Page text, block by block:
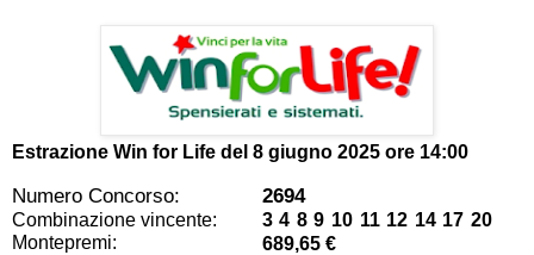
Estrazione Win for Life del 8 giugno 2025 ore 14:00
Numero Concorso: 2694
Combinazione vincente:
3 4 8 9 10 11 12 14 17 20
Montepremi:
689,65 €